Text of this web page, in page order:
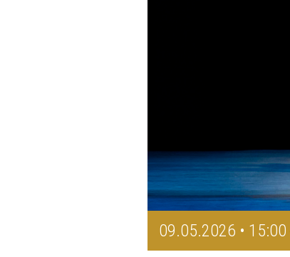
09.05.2026 • 15:00